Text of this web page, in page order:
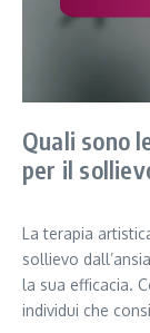
Quali sono
per il
La terapia
sollievo
la sua efficacia.
individui che